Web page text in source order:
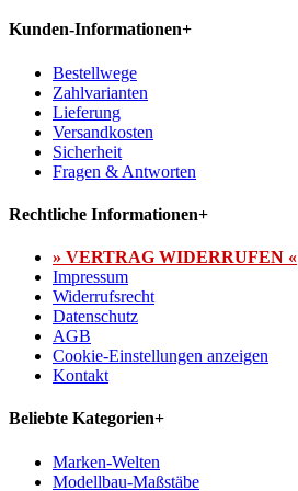
Kunden-Informationen+
Bestellwege
Zahlvarianten
Lieferung
Versandkosten
Sicherheit
Fragen & Antworten
Rechtliche Informationen+
» VERTRAG WIDERRUFEN «
Impressum
Widerrufsrecht
Datenschutz
AGB
Cookie-Einstellungen anzeigen
Kontakt
Beliebte Kategorien+
Marken-Welten
Modellbau-Maßstäbe